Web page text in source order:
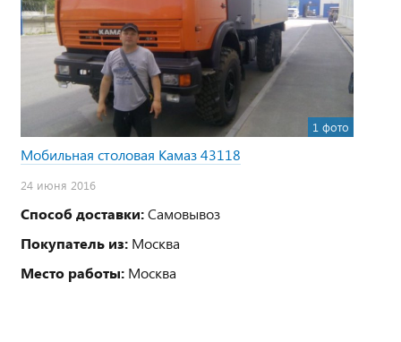
1 фото
Мобильная столовая Камаз 43118
24 июня 2016
Способ доставки:Самовывоз
Покупатель из: Москва
Место работы: Москва